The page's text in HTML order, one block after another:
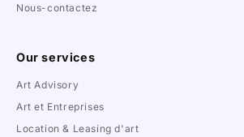
Nous-contactez
Our services
Art Advisory
Art et Entreprises
Location & Leasing d'art